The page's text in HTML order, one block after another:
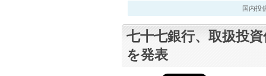
国内投
七十七銀行、取扱投
を発表